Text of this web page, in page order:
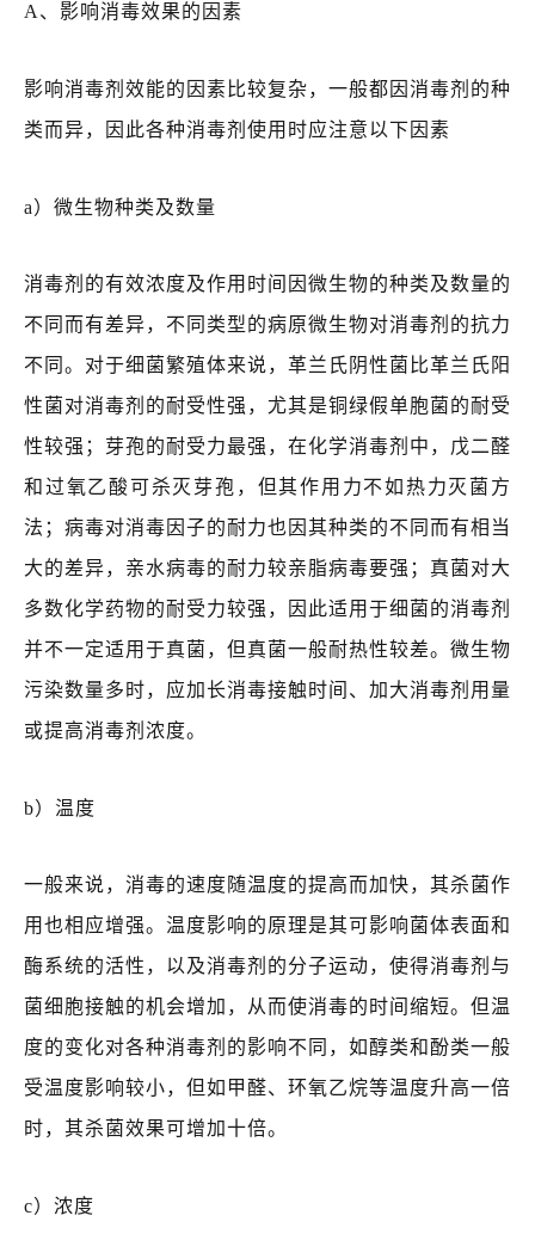
A、影响消毒效果的因素
影响消毒剂效能的因素比较复杂，一般都因消毒剂的种
类而异，因此各种消毒剂使用时应注意以下因素
a）微生物种类及数量
消毒剂的有效浓度及作用时间因微生物的种类及数量的
不同而有差异，不同类型的病原微生物对消毒剂的抗力
不同。对于细菌繁殖体来说，革兰氏阴性菌比革兰氏阳
性菌对消毒剂的耐受性强，尤其是铜绿假单胞菌的耐受
性较强；芽孢的耐受力最强，在化学消毒剂中，戊二醛
和过氧乙酸可杀灭芽孢，但其作用力不如热力灭菌方
法；病毒对消毒因子的耐力也因其种类的不同而有相当
大的差异，亲水病毒的耐力较亲脂病毒要强；真菌对大
多数化学药物的耐受力较强，因此适用于细菌的消毒剂
并不一定适用于真菌，但真菌一般耐热性较差。微生物
污染数量多时，应加长消毒接触时间、加大消毒剂用量
或提高消毒剂浓度。
b）温度
一般来说，消毒的速度随温度的提高而加快，其杀菌作
用也相应增强。温度影响的原理是其可影响菌体表面和
酶系统的活性，以及消毒剂的分子运动，使得消毒剂与
菌细胞接触的机会增加，从而使消毒的时间缩短。但温
度的变化对各种消毒剂的影响不同，如醇类和酚类一般
受温度影响较小，但如甲醛、环氧乙烷等温度升高一倍
时，其杀菌效果可增加十倍。
c）浓度